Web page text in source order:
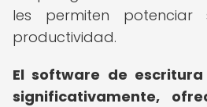
les permiten
productividad.
El software de
significativamente,